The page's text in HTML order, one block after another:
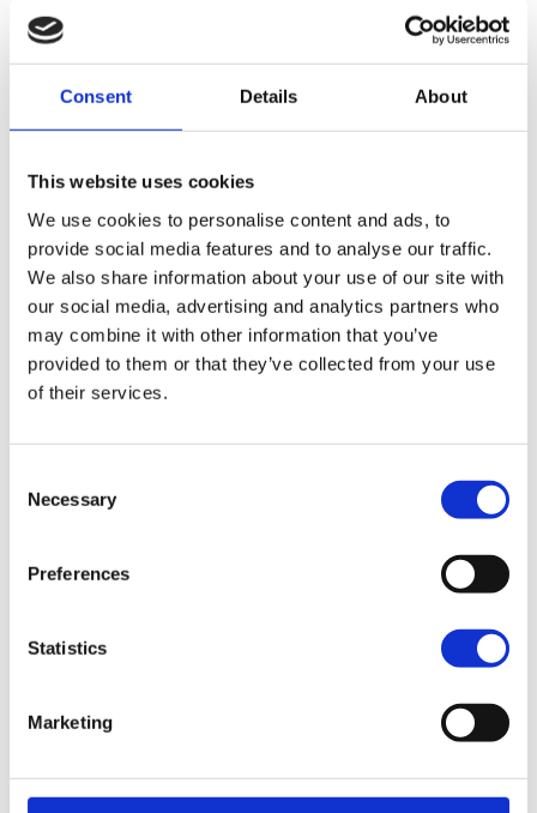
Consent Details About
This website uses cookies
We use cookies to personalise content and ads, to
provide social media features and to analyse our traffic.
We also share information about your use of our site with
our social media, advertising and analytics partners who
may combine it with other information that you’ve
provided to them or that they’ve collected from your use
of their services.
Selection
Necessary
Preferences
Statistics
Marketing
17.910,00€
17.970,00€
Street Bob™
Olive Steel Metallic
17.970,00€
17.970,00€
Street Bob™
18.120,00€